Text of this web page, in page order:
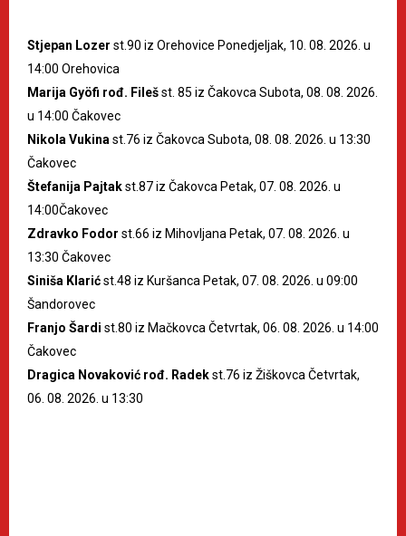
Stjepan Lozer st.90 iz Orehovice Ponedjeljak, 10. 08. 2026. u
14:00 Orehovica
Marija Gyöfi rođ. Filešst. 85 iz Čakovca Subota, 08. 08. 2026.
u 14:00 Čakovec
Nikola Vukinast.76 iz Čakovca Subota, 08. 08. 2026. u 13:30
Čakovec
Štefanija Pajtakst.87 iz Čakovca Petak, 07. 08. 2026. u
14:00Čakovec
Zdravko Fodor st.66 iz Mihovljana Petak, 07. 08. 2026. u
13:30 Čakovec
Siniša Klarićst.48 iz Kuršanca Petak, 07. 08. 2026. u 09:00
Šandorovec
Franjo Šardi st.80 iz Mačkovca Četvrtak, 06. 08. 2026. u 14:00
Čakovec
Dragica Novaković rođ. Radekst.76 iz Žiškovca Četvrtak,
06. 08. 2026. u 13:30